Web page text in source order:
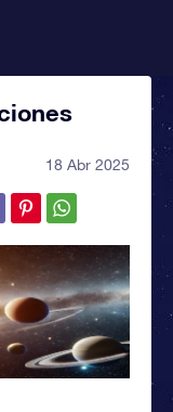
18 Abr 2025